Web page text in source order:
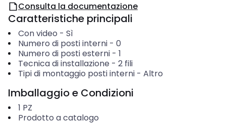
Consulta la documentazione
Caratteristiche principali
Con video - Sì
Numero di posti interni- 0
Numero di posti esterni- 1
Tecnica di installazione - 2 fili
Tipi di montaggio posti interni- Altro
Imballaggio e Condizioni
1 PZ
Prodotto a catalogo